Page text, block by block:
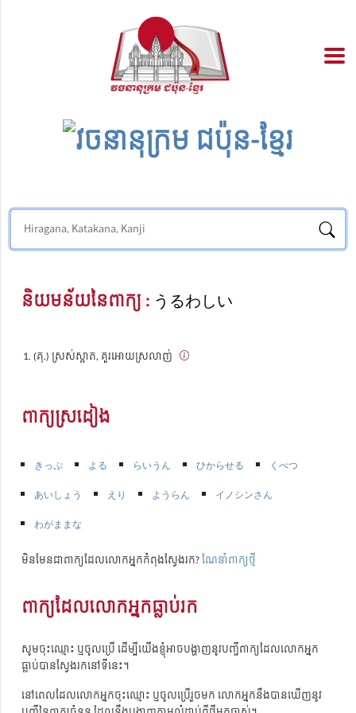
និយមន័យនៃពាក្យ : うるわしい
(គុ.) ស្រស់ស្អាត, គួរអោយស្រលាញ់
ពាក្យស្រដៀង
きっぷ よる らいうん ひからせる
くべつ
あいしょう
えり ようらん
イノシンさん
わがままな
មិនមែនជាពាក្យដែលលោកអ្នកកំពុងស្វែងរក?ណែនាំពាក្យថ្មី
ពាក្យដែលលោកអ្នកធ្លាប់រក
សូមចុះឈ្មោះ ឬចូលប្រើ ដើម្បីយើងខ្ញុំអាចបង្ហាញនូវបញ្ជីពាក្យដែលលោកអ្នក
ធ្លាប់បានស្វែងរកនៅទីនេះ។
នៅពេលដែលលោកអ្នកចុះឈ្មោះ ឬចូលប្រើរួចមក លោកអ្នកនឹងបានឃើញនូវ